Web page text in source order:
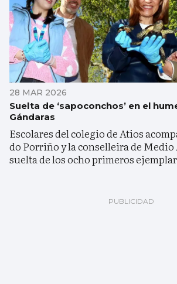
28 MAR 2026
Suelta de ‘sapoconchos’ en el
Gándaras
Escolares del colegio de Atios
do Porriño y la conselleira de
suelta de los ocho primeros